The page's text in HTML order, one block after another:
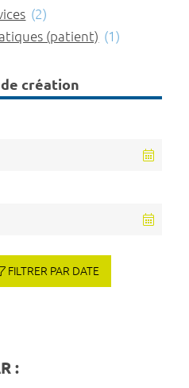
(2)
(patient) (1)
création
FILTRER PAR DATE
: